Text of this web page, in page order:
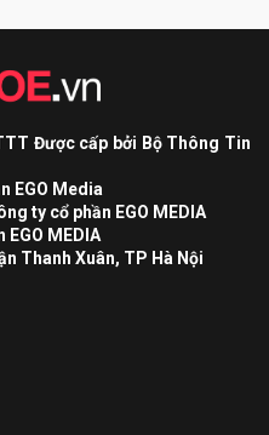
Được cấp bởi Bộ Thông Tin
EGO Media
ty cổ phần EGO MEDIA
EGO MEDIA
Thanh Xuân, TP Hà Nội